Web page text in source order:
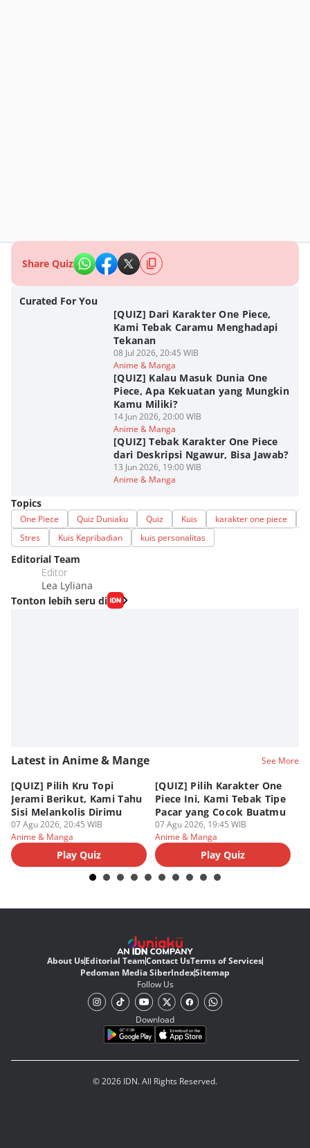
Share Quiz
Curated For You
[QUIZ] Dari Karakter One Piece,
Kami Tebak Caramu Menghadapi
Tekanan
08 Jul 2026, 20:45 WIB
Anime & Manga
[QUIZ] Kalau Masuk Dunia One
Piece, Apa Kekuatan yang Mungkin
Kamu Miliki?
14 Jun 2026, 20:00 WIB
Anime & Manga
[QUIZ] Tebak Karakter One Piece
dari Deskripsi Ngawur, Bisa Jawab?
13 Jun 2026, 19:00 WIB
Anime & Manga
Topics
One Piece Quiz Duniaku Quiz Kuis karakter one piece
Stres
Kuis Kepribadian kuis personalitas
Editorial Team
Editor
Lea Lyliana
Tonton lebih seru di
Latest in Anime & Mange See More
[QUIZ] Pilih Kru Topi
Jerami Berikut, Kami Tahu
Sisi Melankolis Dirimu
07 Agu 2026, 20:45 WIB
Anime & Manga
Play Quiz
[QUIZ] Pilih Karakter One
Piece Ini, Kami Tebak Tipe
Pacar yang Cocok Buatmu
07 Agu 2026, 19:45 WIB
Anime & Manga
Play Quiz
About UsEditorial TeamContact UsTerms of Services
Pedoman Media SiberIndexSitemap
Follow Us
Download
© 2026 IDN. All Rights Reserved.